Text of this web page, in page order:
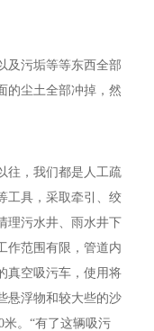
及污垢等等东西全部
的尘土全部冲掉，然
往，我们都是人工疏
工具，采取牵引、绞
理污水井、雨水井下
作范围有限，管道内
真空吸污车，使用将
悬浮物和较大些的沙
米。“有了这辆吸污